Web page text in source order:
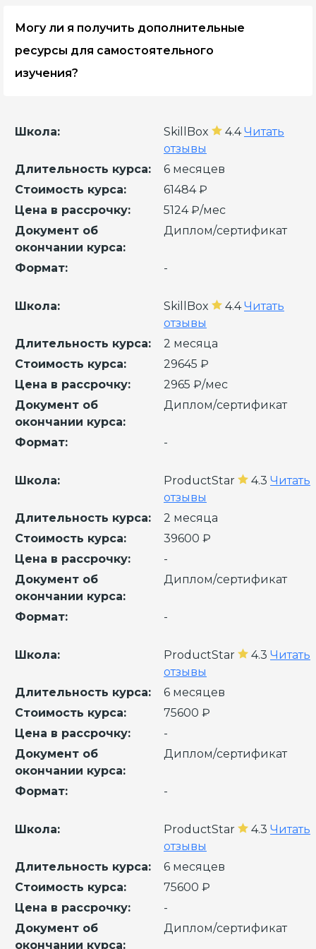
области Excel и Google, а также гибкий график
обучения и доступные цены. Наши курсы
знаний и помогут вам быстро достичь
Могу ли я получить дополнительные
ресурсы для самостоятельного
изучения?
как статьи, книги и онлайн-инструменты, которые
помогут вам углубить свои знания и навыки в
работе с Excel и Google.
Школа: SkillBox 4.4Читать
отзывы
Длительность курса:
6 месяцев
Стоимость курса:
61484 ₽
Цена в рассрочку:
5124 ₽/мес
Документ об
окончании курса:
Диплом/сертификат
Формат: -
Школа: SkillBox 4.4Читать
отзывы
Длительность курса:
2 месяца
Стоимость курса:
29645 ₽
Цена в рассрочку:
2965 ₽/мес
Документ об
окончании курса:
Диплом/сертификат
Формат: -
Школа: ProductStar 4.3 Читать
отзывы
Длительность курса:
2 месяца
Стоимость курса:
39600 ₽
Цена в рассрочку:
-
Документ об
окончании курса:
Диплом/сертификат
Формат: -
Школа: ProductStar 4.3 Читать
отзывы
Длительность курса:
6 месяцев
Стоимость курса:
75600 ₽
Цена в рассрочку:
-
Документ об
окончании курса:
Диплом/сертификат
Формат: -
Школа: ProductStar 4.3 Читать
отзывы
Длительность курса:
6 месяцев
Стоимость курса:
75600 ₽
Цена в рассрочку:
-
Документ об
окончании курса:
Диплом/сертификат